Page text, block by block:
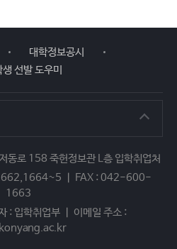
대학정보공시
선발 도우미
동로 158 죽헌정보관 L층 입학취업처
ㅣ FAX : 042-600-
1663
: 입학취업부 ㅣ 이메일 주소 :